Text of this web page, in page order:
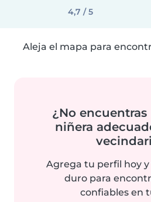
4,7 / 5
Aleja el mapa para
¿No
niñera
Agrega tu perfil hoy
duro para
confiables en